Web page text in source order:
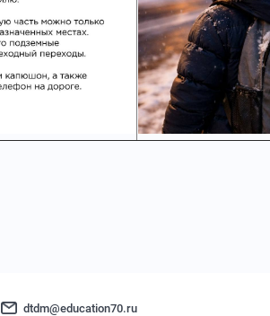
dtdm@education70.ru